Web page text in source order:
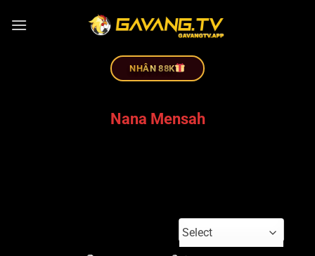
NHÂN 88K
Nana Mensah
Select